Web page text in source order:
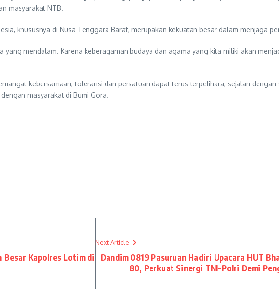
masyarakat NTB.
khususnya di Nusa Tenggara Barat, merupakan kekuatan besar dalam menjaga
mendalam. Karena keberagaman budaya dan agama yang kita miliki akan
kebersamaan, toleransi dan persatuan dapat terus terpelihara, sejalan
masyarakat di Bumi Gora.
Besar Kapolres Lotim di
Next Article
Dandim 0819 Pasuruan Hadiri Upacara HUT
80, Perkuat Sinergi TNI-Polri Demi